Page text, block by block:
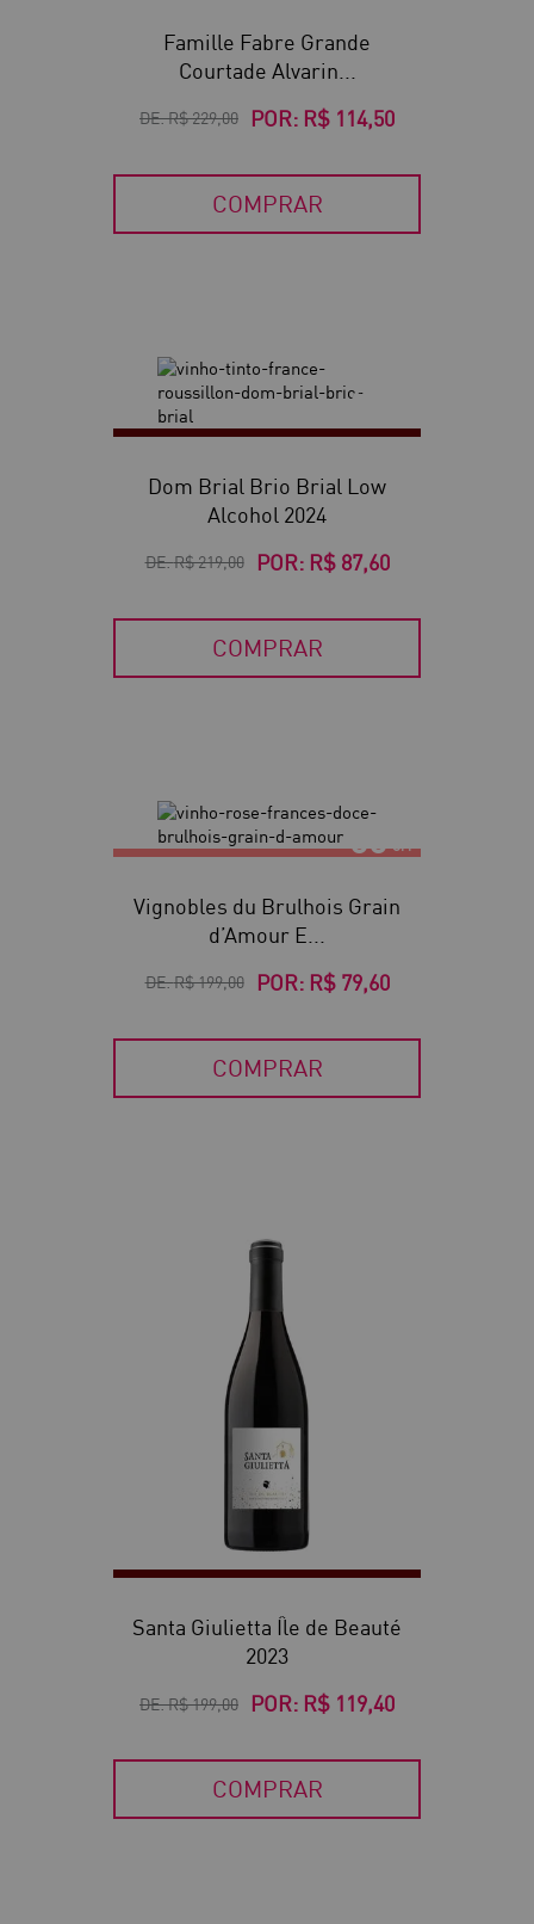
Famille Fabre Grande
Courtade Alvarin...
DE:R$ 229,00 POR: R$ 114,50
COMPRAR
60
Dom Brial Brio Brial Low
Alcohol 2024
DE:R$ 219,00 POR: R$ 87,60
COMPRAR
60
Vignobles du Brulhois Grain
d’Amour E...
DE:R$ 199,00 POR: R$ 79,60
COMPRAR
Santa Giulietta Île de Beauté
2023
DE:R$ 199,00 POR: R$ 119,40
COMPRAR